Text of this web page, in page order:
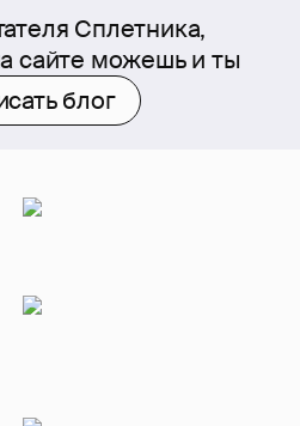
Сплетника,
сайте можешь и ты
блог